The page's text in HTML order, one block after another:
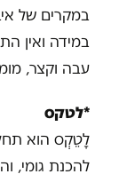
במקרים של
במידה ואין
עבה וקצר,
*לטקס
לָטֵקְס הוא
להכנת גומי,